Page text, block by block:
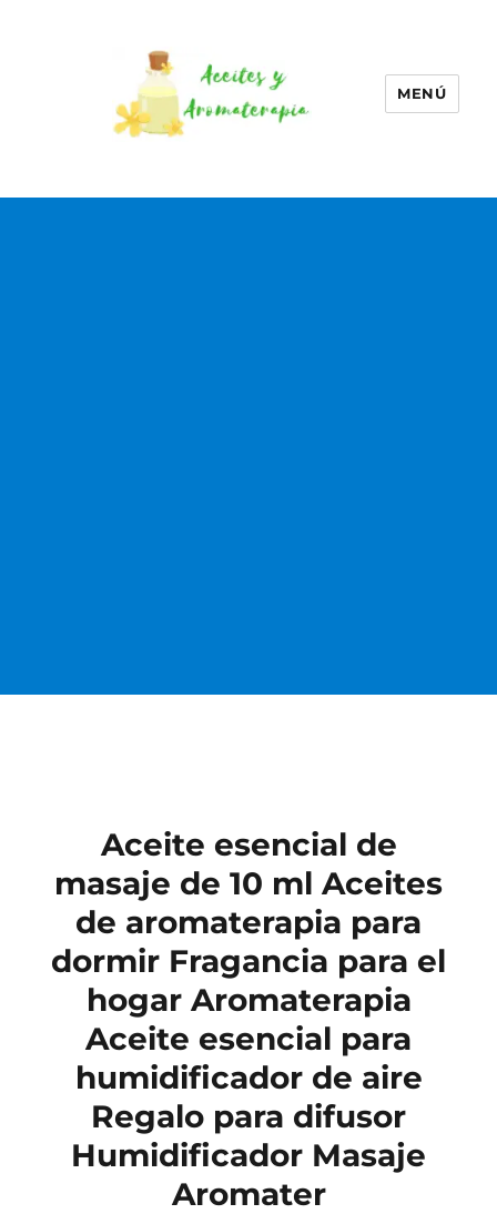
Aromaterapia
MENÚ
Aceite esencial de
masaje de 10 ml Aceites
de aromaterapia para
dormir Fragancia para el
hogar Aromaterapia
Aceite esencial para
humidificador de aire
Regalo para difusor
Humidificador Masaje
Aromater